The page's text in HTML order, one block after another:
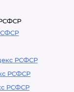
РСФСР
РСФСР
РСФСР